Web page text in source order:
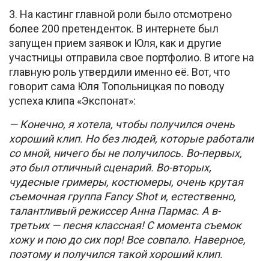
3. На кастинг главной роли было отсмотрено
более 200 претенденток. В интернете был
запущен прием заявок и Юля, как и другие
участницы отправила свое портфолио. В итоге на
главную роль утвердили именно её. Вот, что
говорит сама Юля Топольницкая по поводу
успеха клипа «Экспонат»:
— Конечно, я хотела, чтобы получился очень
хороший клип. Но без людей, которые работали
со мной, ничего бы не получилось. Во-первых,
это был отличный сценарий. Во-вторых,
чудесные гримеры, костюмеры, очень крутая
съемочная группа Fancy Shot и, естественно,
талантливый режиссер Анна Пармас. А в-
третьих — песня классная! С момента съемок
хожу и пою до сих пор! Все совпало. Наверное,
поэтому и получился такой хороший клип.